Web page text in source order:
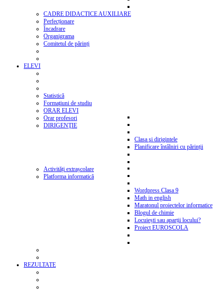
CADRE DIDACTICE AUXILIARE
Perfecționare
Încadrare
Organigrama
Comitetul de părinți
ELEVI
Statistică
Formaţiuni de studiu
ORAR ELEVI
Orar profesori
DIRIGENŢIE
Clasa şi dirigintele
Planificare întâlniri cu părinții
Activități extrașcolare
Platforma informatică
Wordpress Clasa 9
Math in english
Maratonul proiectelor informatice
Blogul de chimie
Locuiești sau aparții locului?
Proiect EUROSCOLA
REZULTATE